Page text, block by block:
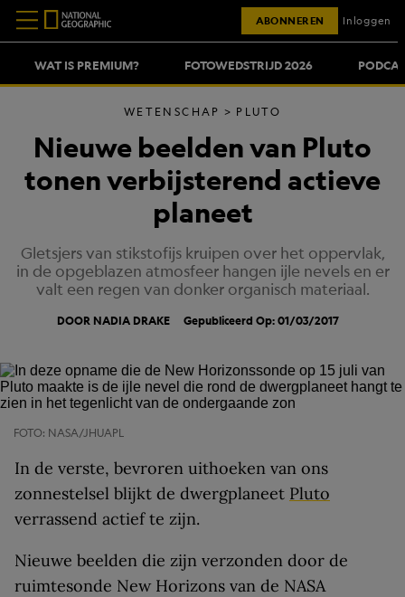
WAT IS PREMIUM? FOTOWEDSTRIJD 2026
ABONNEREN Inloggen
WETENSCHAP PLUTO
Nieuwe beelden van Pluto
tonen verbijsterend actieve
planeet
Gletsjers van stikstofijs kruipen over het oppervlak,
in de opgeblazen atmosfeer hangen ijle nevels en er
valt een regen van donker organisch materiaal.
DOOR NADIA DRAKE Gepubliceerd Op: 01/03/2017
FOTO: NASA/JHUAPL
In de verste, bevroren uithoeken van ons
zonnestelsel blijkt de dwergplaneet Pluto
verrassend actief te zijn.
Nieuwe beelden die zijn verzonden door de
ruimtesonde New Horizons van de NASA